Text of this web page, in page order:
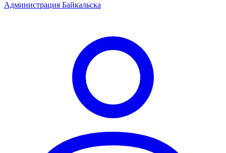
Администрация Байкальска